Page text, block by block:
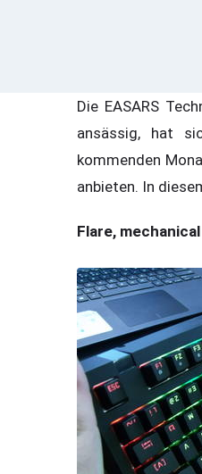
Die EASARS
ansässig, hat
kommenden
anbieten. In
Flare,